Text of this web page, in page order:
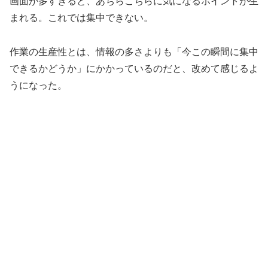
まれる。これでは集中できない。
作業の生産性とは、情報の多さよりも「今この瞬間に集中
できるかどうか」にかかっているのだと、改めて感じるよ
うになった。